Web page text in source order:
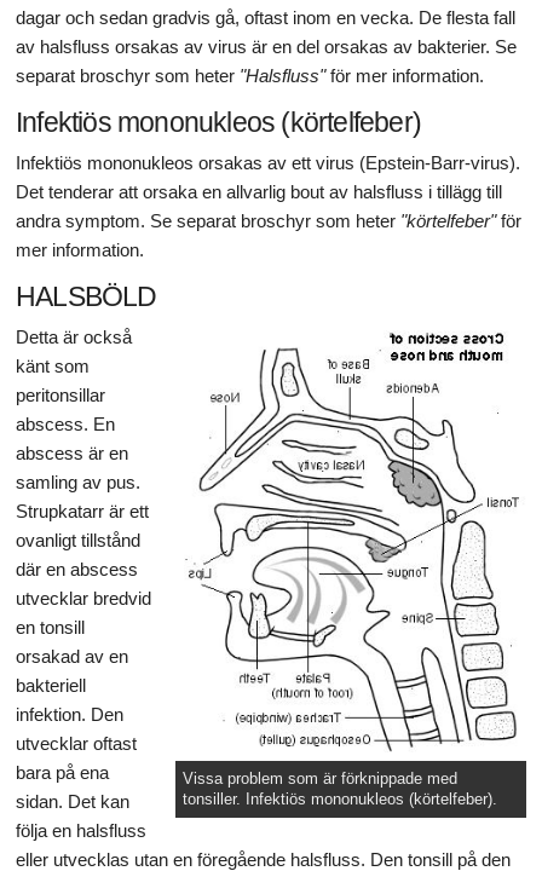
dagar och sedan gradvis gå, oftast inom en vecka. De flesta fall
av halsfluss orsakas av virus är en del orsakas av bakterier. Se
separat broschyr som heter "Halsfluss"för mer information.
Infektiös mononukleos (körtelfeber)
Infektiös mononukleos orsakas av ett virus (Epstein-Barr-virus).
Det tenderar att orsaka en allvarlig bout av halsfluss i tillägg till
andra symptom. Se separat broschyr som heter "körtelfeber"för
mer information.
HALSBÖLD
Vissa problem som är förknippade med
tonsiller. Infektiös mononukleos (körtelfeber).
Detta är också
känt som
peritonsillar
abscess. En
abscess är en
samling av pus.
Strupkatarr är ett
ovanligt tillstånd
där en abscess
utvecklar bredvid
en tonsill
orsakad av en
bakteriell
infektion. Den
utvecklar oftast
bara på ena
sidan. Det kan
följa en halsfluss
eller utvecklas utan en föregående halsfluss. Den tonsill på den